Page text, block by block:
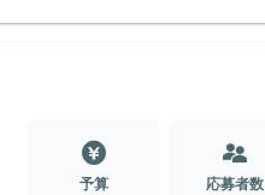
予算 応募者数